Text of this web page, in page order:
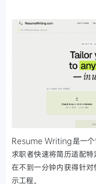
Resume Writing是一个
求职者快速将简历适配
在不到一分钟内获得针
示工程。